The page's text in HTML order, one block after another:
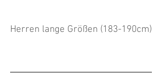
Herren lange Größen (183-190cm)